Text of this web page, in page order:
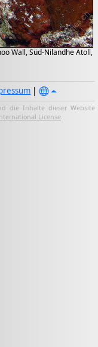
Wall, Süd-Nilandhe Atoll,
|
die Inhalte dieser Website
License.